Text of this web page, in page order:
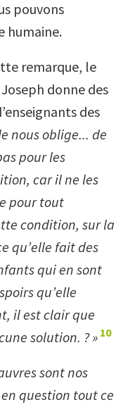
pouvons
humaine.
remarque, le
donne des
des
nous oblige... de
pour les
car il ne les
pour tout
condition, sur la
qu’elle fait des
qui en sont
qu’elle
il est clair que
solution. ? » 10
sont nos
question tout ce